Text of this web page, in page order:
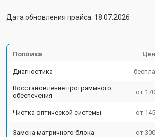
Дата обновления прайса: 18.07.2026
Поломка
Диагностика
Восстановление программного
обеспечения
от
Чистка оптической системы от
Замена матричного блока от